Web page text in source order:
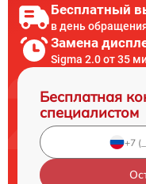
Бесплатный
в день
Замена
Sigma 2.0 от 35
Бесплатная
специалистом